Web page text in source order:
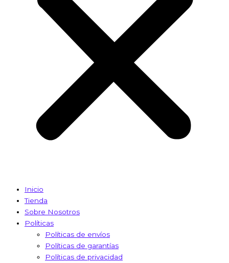
Inicio
Tienda
Sobre Nosotros
Políticas
Políticas de envíos
Políticas de garantías
Políticas de privacidad